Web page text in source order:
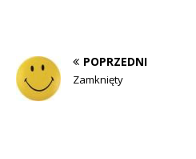
POPRZEDNI
Zamknięty